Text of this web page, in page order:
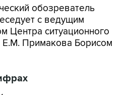
обозреватель
с ведущим
Центра ситуационного
Примакова Борисом